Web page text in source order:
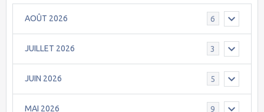
AOÛT 2026 6
JUILLET 2026 3
JUIN 2026 5
MAI 2026 9